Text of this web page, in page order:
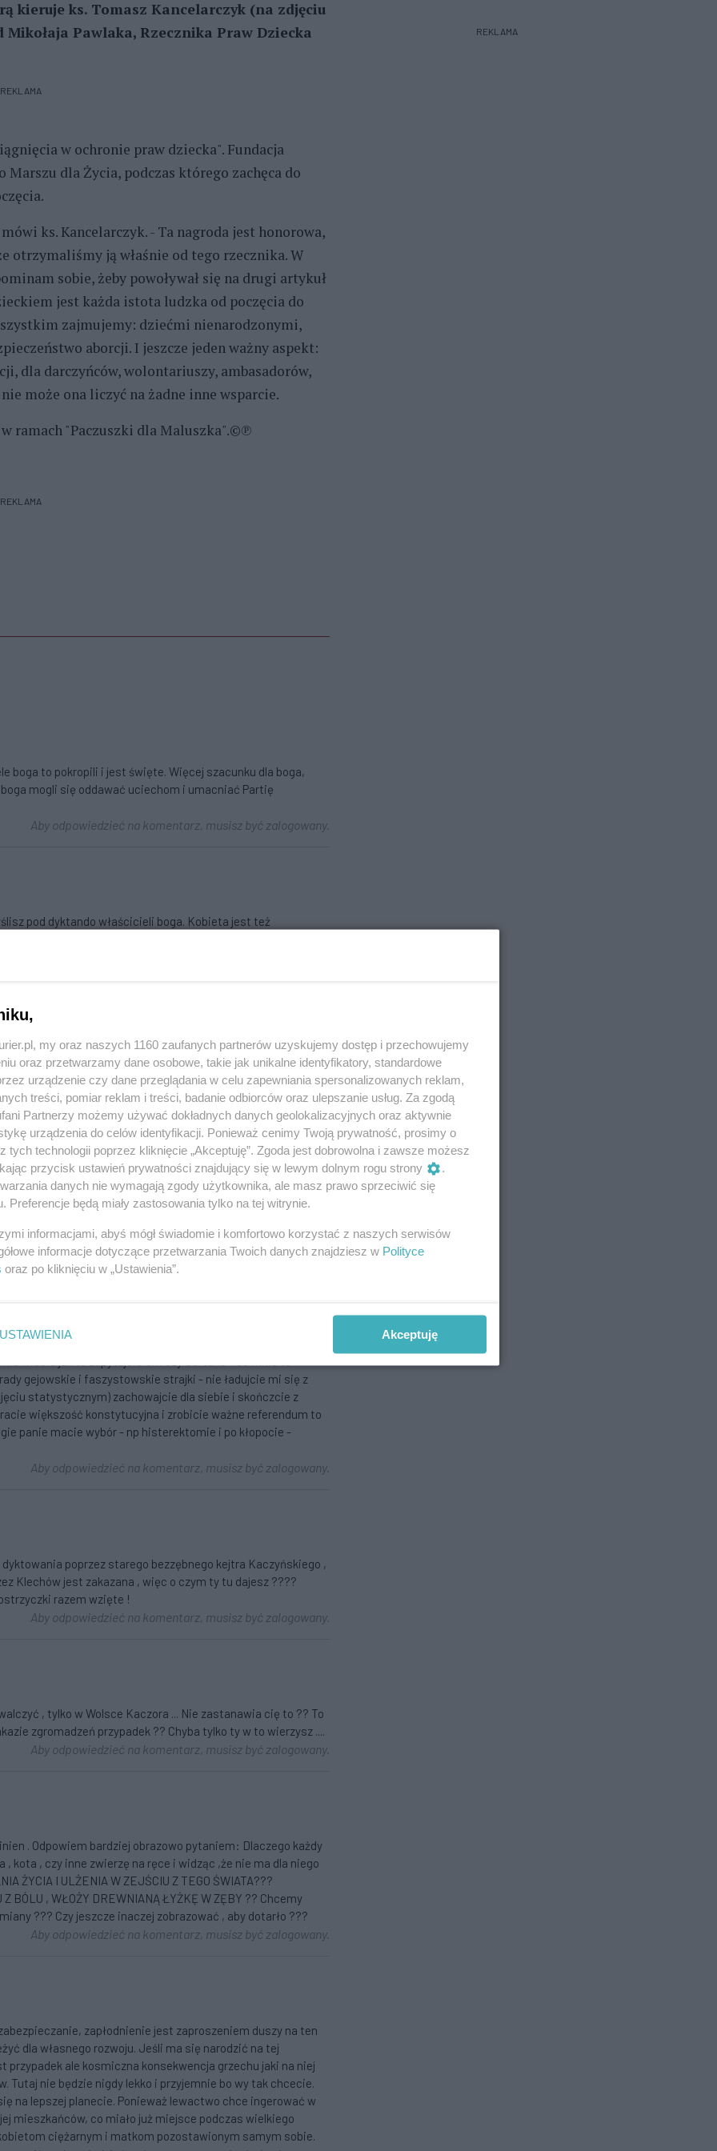
kieruje ks. Tomasz Kancelarczyk (na zdjęciu
Pawlaka, Rzecznika Praw Dziecka
REKLAMA
w ochronie praw dziecka". Fundacja
dla Życia, podczas którego zachęca do
ks. Kancelarczyk. - Ta nagroda jest honorowa,
otrzymaliśmy ją właśnie od tego rzecznika. W
sobie, żeby powoływał się na drugi artykuł
jest każda istota ludzka od poczęcia do
zajmujemy: dziećmi nienarodzonymi,
aborcji. I jeszcze jeden ważny aspekt:
dla darczyńców, wolontariuszy, ambasadorów,
może ona liczyć na żadne inne wsparcie.
ramach "Paczuszki dla Maluszka".©℗
REKLAMA
boga to pokropili i jest święte. Więcej szacunku dla boga,
mogli się oddawać uciechom i umacniać Partię
Aby odpowiedzieć na komentarz, musisz być zalogowany.
pod dyktando właścicieli boga. Kobieta jest też
niedorozwój, czy nie. Sukienkowa ALKAIDA zmusza
dobrego miłosiernego boga sadysty.
w stronę dzieci otrzymał nagrodę od PiSkomuny.
Aby odpowiedzieć na komentarz, musisz być zalogowany.
bez tych majtek na ulice wynosząc sprawy z sypialni
UE jest wzięty z centrum kakaowego oka - poza tym - jeśli
wyjechać i skrobać się bez żadnych ograniczeń - nie
odmienności tylko po to by upodobnić się do 25 innych
kulturową, wielokulturowość zaakceptujcie więc to
liberalnie podchodziło do wieloreligijności, które nie miało
w końcu to że w Polsce cudzoziemcy mieli większe
że wszystkie wpisy o katotalibanie... Nie interesuje mnie
wyzwolonym progresywistom że tak bardzo
znajdziecie lekarza który dobierze wam stosowną
wiecie jak to zapytajcie Siri czy Cortane - co mnie to
gejowskie i faszystowskie strajki - nie ładujcie mi się z
statystycznym) zachowajcie dla siebie i skończcie z
większość konstytucyjna i zrobicie ważne referendum to
panie macie wybór - np histerektomie i po kłopocie -
Aby odpowiedzieć na komentarz, musisz być zalogowany.
poprzez starego bezzębnego kejtra Kaczyńskiego ,
Klechów jest zakazana , więc o czym ty tu dajesz ????
razem wzięte !
Aby odpowiedzieć na komentarz, musisz być zalogowany.
, tylko w Wolsce Kaczora ... Nie zastanawia cię to ?? To
zgromadzeń przypadek ?? Chyba tylko ty w to wierzysz ....
Aby odpowiedzieć na komentarz, musisz być zalogowany.
. Odpowiem bardziej obrazowo pytaniem: Dlaczego każdy
kota , czy inne zwierzę na ręce i widząc ,że nie ma dla niego
ŻYCIA I ULŻENIA W ZEJŚCIU Z TEGO ŚWIATA???
BÓLU , WŁOŻY DREWNIANĄ ŁYŻKĘ W ZĘBY ?? Chcemy
??? Czy jeszcze inaczej zobrazować , aby dotarło ???
Aby odpowiedzieć na komentarz, musisz być zalogowany.
zapłodnienie jest zaproszeniem duszy na ten
dla własnego rozwoju. Jeśli ma się narodzić na tej
przypadek ale kosmiczna konsekwencja grzechu jaki na niej
Tutaj nie będzie nigdy lekko i przyjemnie bo wy tak chcecie.
na lepszej planecie. Ponieważ lewactwo chce ingerować w
mieszkańców, co miało już miejsce podczas wielkiego
ciężarnym i matkom pozostawionym samym sobie.
REKLAMA
my oraz naszych 1160 zaufanych partnerów uzyskujemy dostęp i przechowujemy
oraz przetwarzamy dane osobowe, takie jak unikalne identyfikatory, standardowe
urządzenie czy dane przeglądania w celu zapewniania spersonalizowanych reklam,
treści, pomiar reklam i treści, badanie odbiorców oraz ulepszanie usług. Za zgodą
Partnerzy możemy używać dokładnych danych geolokalizacyjnych oraz aktywnie
urządzenia do celów identyfikacji. Ponieważ cenimy Twoją prywatność, prosimy o
tych technologii poprzez kliknięcie „Akceptuję”. Zgoda jest dobrowolna i zawsze możesz
przycisk ustawień prywatności znajdujący się w lewym dolnym rogu strony
.
danych nie wymagają zgody użytkownika, ale masz prawo sprzeciwić się
Preferencje będą miały zastosowania tylko na tej witrynie.
informacjami, abyś mógł świadomie i komfortowo korzystać z naszych serwisów
informacje dotyczące przetwarzania Twoich danych znajdziesz w Polityce
oraz po kliknięciu w „Ustawienia”.
USTAWIENIA Akceptuję